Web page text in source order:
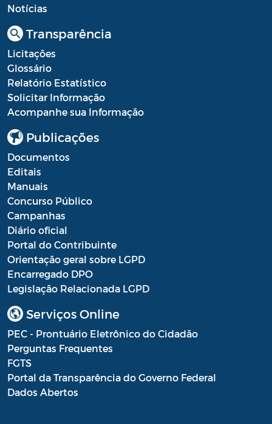
PORTARIA SETUR
PORTARIA SEELA
Portarias Sobre o Coronavírus COVID-19
Processo Seletivo Secretaria de Educação
Programa Araruama Universitário
Pronunciamento do Dirigente
Recursos Transferidos ao Município para
o enfrentamento à COVID-19
PORTARIA SETUR
Relação dos Fiscais de Contrato
Resolução Sobre o Coronavírus COVID-19
Portaria PROGE
Notícias
Transparência
Licitações
Glossário
Relatório Estatístico
Solicitar Informação
Acompanhe sua Informação
Publicações
Documentos
Editais
Manuais
Concurso Público
Campanhas
Diário oficial
Portal do Contribuinte
Orientação geral sobre LGPD
Encarregado DPO
Legislação Relacionada LGPD
Serviços Online
PEC - Prontuário Eletrônico do Cidadão
Perguntas Frequentes
FGTS
Portal da Transparência do Governo Federal
Dados Abertos